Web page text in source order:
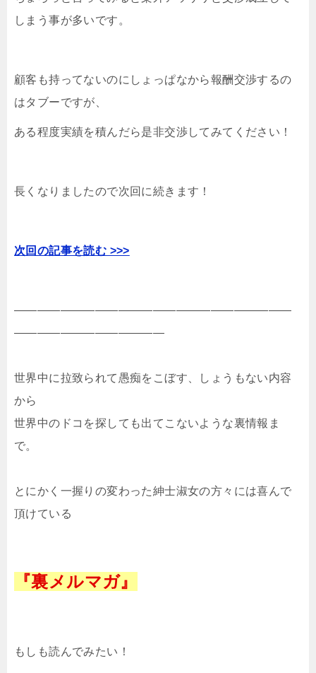
しまう事が多いです。
顧客も持ってないのにしょっぱなから報酬交渉するの
はタブーですが、
ある程度実績を積んだら是非交渉してみてください！
長くなりましたので次回に続きます！
次回の記事を読む >>>
————————————————————————
—————————————
世界中に拉致られて愚痴をこぼす、しょうもない内容
から
世界中のドコを探しても出てこないような裏情報ま
で。
とにかく一握りの変わった紳士淑女の方々には喜んで
頂けている
『裏メルマガ』
もしも読んでみたい！